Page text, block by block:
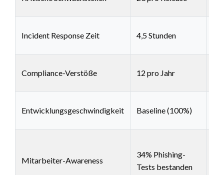
Incident Response Zeit 4,5 Stunden
Compliance-Verstöße 12 pro Jahr
Entwicklungsgeschwindigkeit Baseline (100%)
Mitarbeiter-Awareness
34% Phishing-
Tests bestanden